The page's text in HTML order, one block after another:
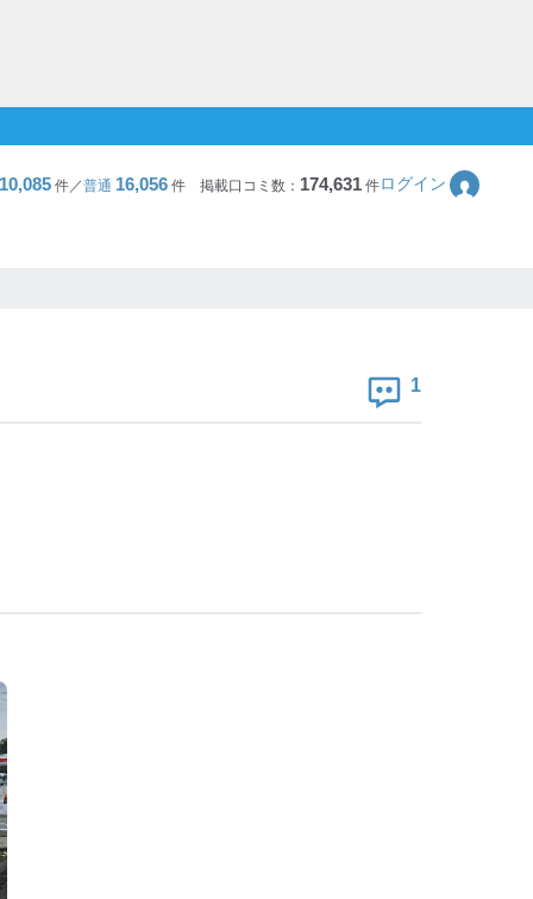
10,085 件／普通 16,056 件 掲載口コミ数： 174,631件ログイン
1